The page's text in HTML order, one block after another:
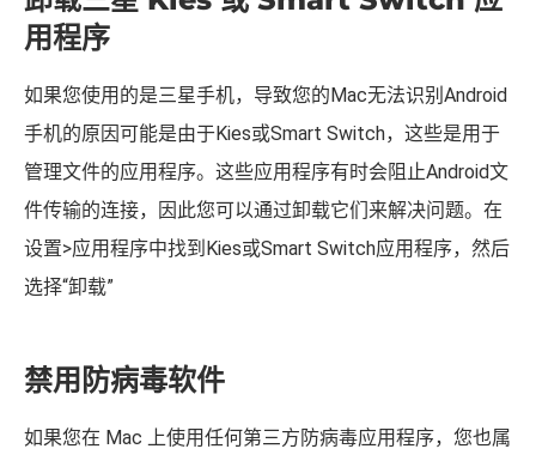
卸载三星 Kies 或 Smart Switch 应
如果您使用的是三星手机，导致您的Mac无法识别Android
手机的原因可能是由于Kies或Smart Switch，这些是用于
管理文件的应用程序。这些应用程序有时会阻止Android文
件传输的连接，因此您可以通过卸载它们来解决问题。在
设置>应用程序中找到Kies或Smart Switch应用程序，然后